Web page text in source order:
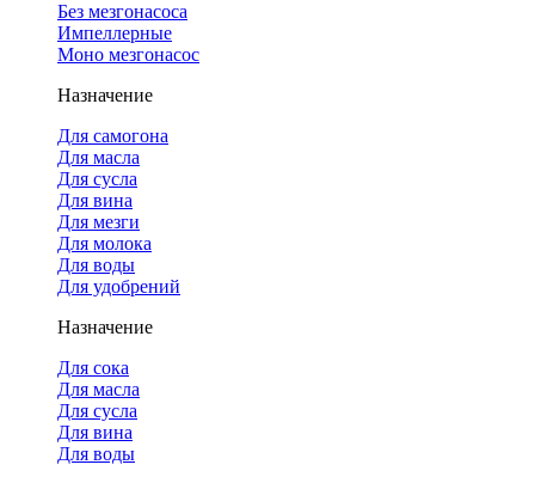
Без мезгонасоса
Импеллерные
Моно мезгонасос
Назначение
Для самогона
Для масла
Для сусла
Для вина
Для мезги
Для молока
Для воды
Для удобрений
Назначение
Для сока
Для масла
Для сусла
Для вина
Для воды